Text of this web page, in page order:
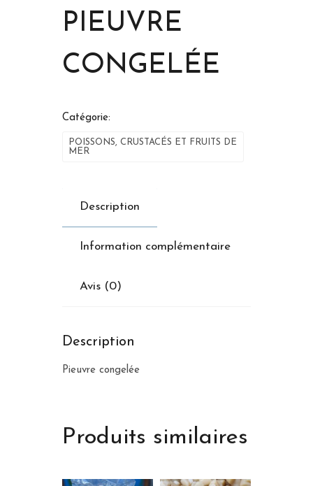
PIEUVRE
CONGELÉE
Catégorie:
POISSONS, CRUSTACÉS ET FRUITS DE
MER
Description
Information complémentaire
Avis (0)
Description
Pieuvre congelée
Produits similaires